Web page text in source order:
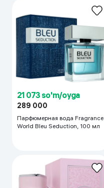
21 073 so'm/oyga
289 000
Парфюмерная вода Fragrance
World Bleu Seduction, 100 мл